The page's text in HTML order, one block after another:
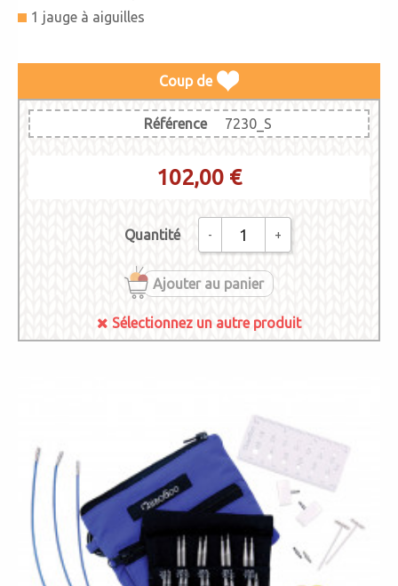
1 jauge à aiguilles
Coup de
Référence 7230_S
102,00 €
Quantité - +
Ajouter au panier
Sélectionnez un autre produit